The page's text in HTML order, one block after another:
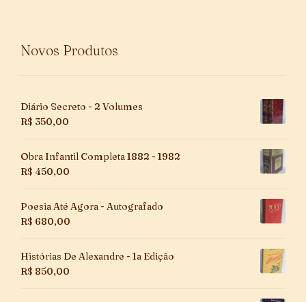
Novos Produtos
Diário Secreto - 2 Volumes
R$ 350,00
Obra Infantil Completa 1882 - 1982
R$ 450,00
Poesia Até Agora - Autografado
R$ 680,00
Histórias De Alexandre - 1a Edição
R$ 850,00